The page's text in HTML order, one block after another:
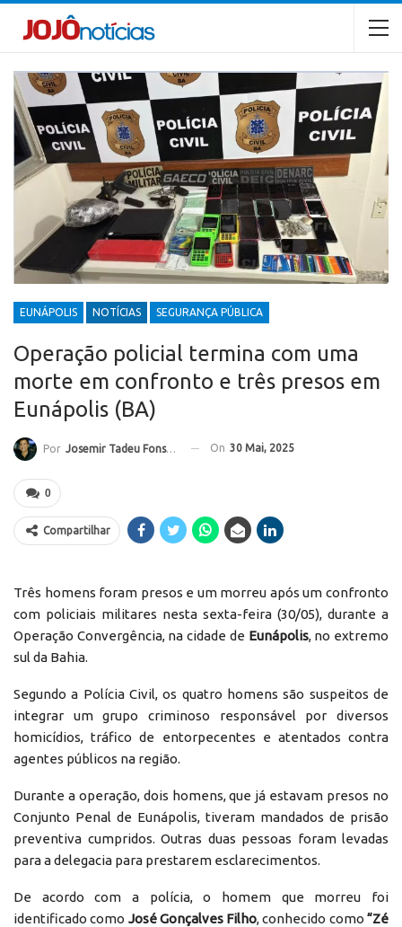
EUNÁPOLIS NOTÍCIAS SEGURANÇA PÚBLICA
Operação policial termina com uma
morte em confronto e três presos em
Eunápolis (BA)
Por Josemir Tadeu Fonseca On 30 Mai, 2025
0
Compartilhar
Três homens foram presos e um morreu após um confronto
com policiais militares nesta sexta-feira (30/05), durante a
Operação Convergência, na cidade de Eunápolis, no extremo
sul da Bahia.
Segundo a Polícia Civil, os quatro homens são suspeitos de
integrar um grupo criminoso responsável por diversos
homicídios, tráfico de entorpecentes e atentados contra
agentes públicos na região.
Durante a operação, dois homens, que já estavam presos no
Conjunto Penal de Eunápolis, tiveram mandados de prisão
preventiva cumpridos. Outras duas pessoas foram levadas
para a delegacia para prestarem esclarecimentos.
De acordo com a polícia, o homem que morreu foi
identificado como José Gonçalves Filho, conhecido como“Zé